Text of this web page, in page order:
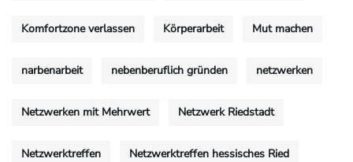
Komfortzone verlassen Körperarbeit Mut machen
narbenarbeit nebenberuflich gründen netzwerken
Netzwerken mit Mehrwert Netzwerk Riedstadt
Netzwerktreffen Netzwerktreffen hessisches Ried